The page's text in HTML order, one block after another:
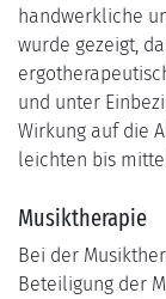
handwerkliche
wurde gezeigt,
und unter
Wirkung auf die
leichten bis
Musiktherapie
Bei der
Beteiligung der